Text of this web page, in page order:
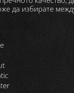
да избирате